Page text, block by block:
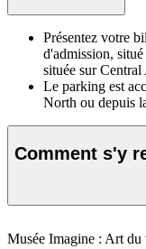
Présentez votre
d'admission,
située sur
Le parking est
North ou depuis
Comment s'y
Musée Imagine : Art du